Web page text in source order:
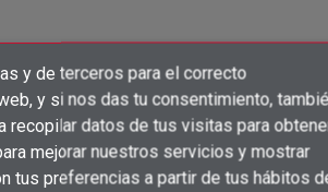
a la lista de deseos×
de deseos ×
lista de deseos
×
guardar productos en su lista de deseos.
y de terceros para el correcto
y si nos das tu consentimiento,
recopilar datos de tus visitas para
mejorar nuestros servicios y mostrar
tus preferencias a partir de tus hábitos
Embalaje